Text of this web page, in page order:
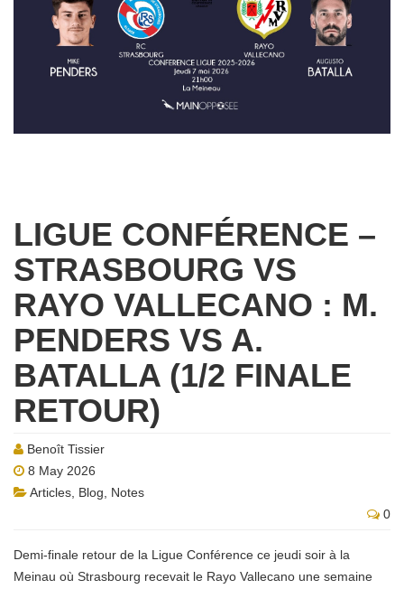
LIGUE CONFÉRENCE –
STRASBOURG VS
RAYO VALLECANO : M.
PENDERS VS A.
BATALLA (1/2 FINALE
RETOUR)
Benoît Tissier
8 May 2026
Articles Blog
Notes
0
Demi-finale retour de la Ligue Conférence ce jeudi soir à la
Meinau où Strasbourg recevait le Rayo Vallecano une semaine